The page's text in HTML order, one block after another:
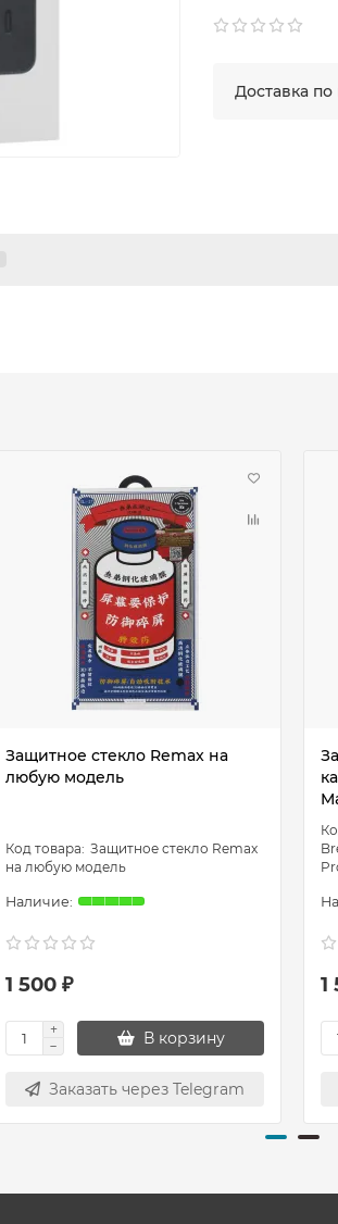
Доставка по
Защитное стекло Remax на
любую модель
Защитное стекло Remax
на любую модель
1 500 ₽
В корзину
Заказать через Telegram
1